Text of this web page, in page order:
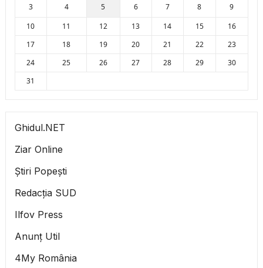
3
4 5 6 7 8
9
10
11 12 13 14 15
16
17
18 19 20 21 22
23
24
25 26 27 28 29
30
31
Ghidul.NET
Ziar Online
Știri Popești
Redacția SUD
Ilfov Press
Anunț Util
4My România